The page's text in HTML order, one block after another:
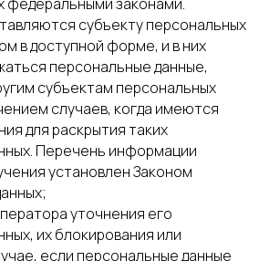
субъекту персональных
в доступной форме, и в них
персональные данные,
субъектам персональных
случаев, когда имеются
для раскрытия таких
Перечень информации
установлен Законом
уточнения его
их блокирования или
если персональные данные